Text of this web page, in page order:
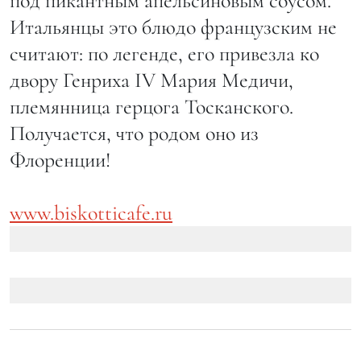
Итальянцы это блюдо французским не
считают: по легенде, его привезла ко
двору Генриха IV Мария Медичи,
племянница герцога Тосканского.
Получается, что родом оно из
Флоренции!
www.biskotticafe.ru